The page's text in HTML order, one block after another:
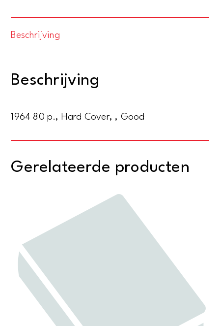
Beschrijving
Beschrijving
1964 80 p., Hard Cover, , Good
Gerelateerde producten